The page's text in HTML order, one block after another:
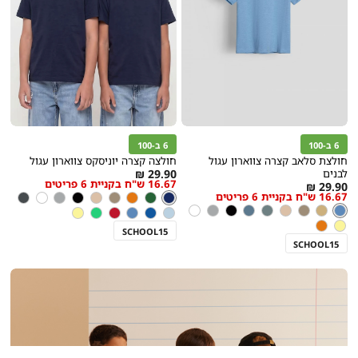
6 ב-100
חולצת סלאב קצרה צווארון עגול
לבנים
As
low
as
29.90 ₪
16.67 ש"ח בקניית 6 פריטים
צבע
כחול
אגם
כחול
אגם
בז חום ניוד ירוק כחולשחוראפורלבן
צהובניוד
SCHOOL15
6 ב-100
חולצה קצרה יוניסקס צווארון עגול
As
low
as
29.90 ₪
16.67 ש"ח בקניית 6 פריטים
צבע
כחול
שחור
כחול
שחור
ירוק ניוד חום ניוד שחוראפורלבן פחם
תכלתכחול
נסיכות
כחול
אגם
אדוםירוקצהוב
SCHOOL15
|
באנר
ספר